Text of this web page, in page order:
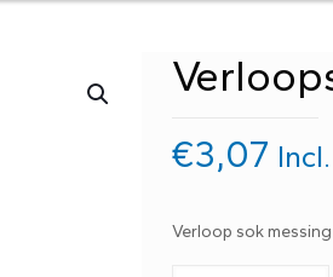
€3,07
Verloop sok